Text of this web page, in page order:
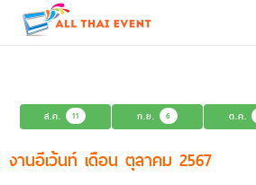
ส.ค. 11 ก.ย. 6 ต.ค.
งานอีเว้นท์ เดือน ตุลาคม 2567